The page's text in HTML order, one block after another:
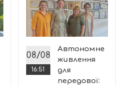
08/08
16:51
Автономне
живлення
для
передової: